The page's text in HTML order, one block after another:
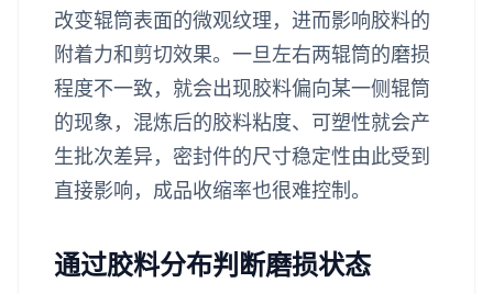
改变辊筒表面的微观纹理，进而影响胶料的
附着力和剪切效果。一旦左右两辊筒的磨损
程度不一致，就会出现胶料偏向某一侧辊筒
的现象，混炼后的胶料粘度、可塑性就会产
生批次差异，密封件的尺寸稳定性由此受到
直接影响，成品收缩率也很难控制。
通过胶料分布判断磨损状态